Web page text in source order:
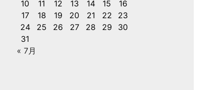
10
11 12 13 14 15
16
17
18 19 20 21 22
23
24
25 26 27 28 29
30
31
« 7月